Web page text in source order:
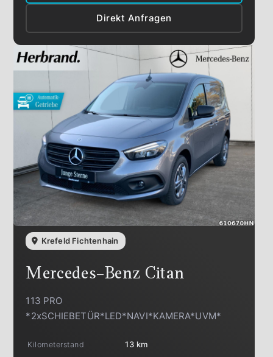
Direkt Anfragen
Krefeld Fichtenhain
Mercedes-Benz Citan
113 PRO
*2xSCHIEBETÜR*LED*NAVI*KAMERA*UVM*
Kilometerstand
13 km